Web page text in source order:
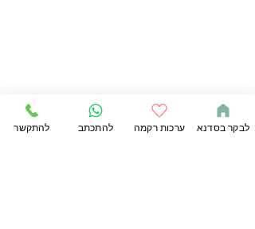
להתקשר להתכתב ערכות רקמה לבקר בסדנא